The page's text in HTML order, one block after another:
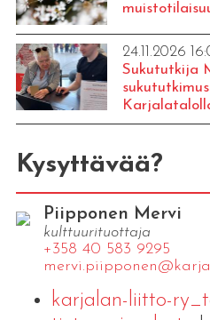
24.11.2026
Sukututkija
Kysyttävää?
Piipponen Mervi
kulttuurituottaja
+358 40 583 9295
karjalan-liitto-